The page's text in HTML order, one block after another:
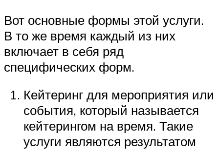
Вот основные формы этой услуги.
В то же время каждый из них
включает в себя ряд
специфических форм.
Кейтеринг для мероприятия или
события, который называется
кейтерингом на время. Такие
услуги являются результатом